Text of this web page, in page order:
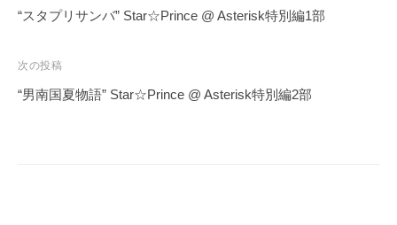
稿
ビ
ゲ
“スタプリサンバ” Star☆Prince @ Asterisk特別編1部
次の投稿
“男南国夏物語” Star☆Prince @ Asterisk特別編2部